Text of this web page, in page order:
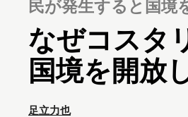
民が発生すると国境
なぜコスタ
国境を開放
足立力也